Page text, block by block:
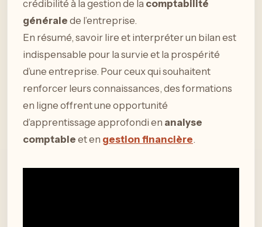
crédibilité à la gestion de la comptabilité
générale de l’entreprise.
En résumé, savoir lire et interpréter un bilan est
indispensable pour la survie et la prospérité
d’une entreprise. Pour ceux qui souhaitent
renforcer leurs connaissances, des formations
en ligne offrent une opportunité
d’apprentissage approfondi en analyse
comptable et en gestion financière.